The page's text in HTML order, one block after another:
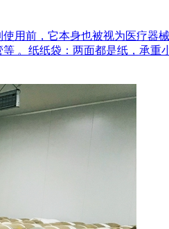
用前，它本身也被视为医疗器
。‌纸纸袋‌：两面都是纸，承重